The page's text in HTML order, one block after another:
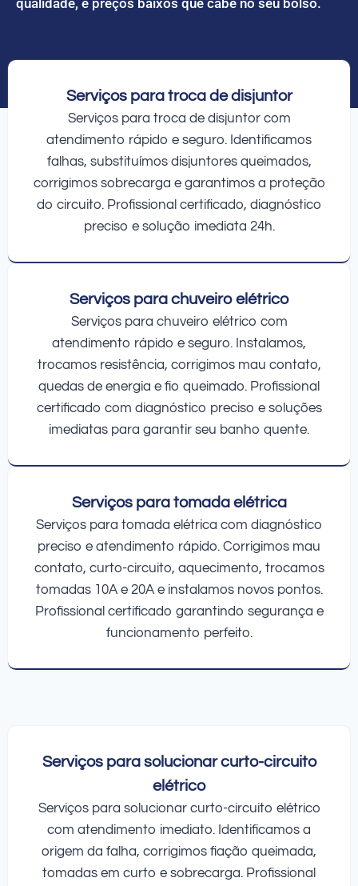
Serviços para troca de disjuntor
Serviços para troca de disjuntor com
atendimento rápido e seguro. Identificamos
falhas, substituímos disjuntores queimados,
corrigimos sobrecarga e garantimos a proteção
do circuito. Profissional certificado, diagnóstico
preciso e solução imediata 24h.
Serviços para chuveiro elétrico
Serviços para chuveiro elétrico com
atendimento rápido e seguro. Instalamos,
trocamos resistência, corrigimos mau contato,
quedas de energia e fio queimado. Profissional
certificado com diagnóstico preciso e soluções
imediatas para garantir seu banho quente.
Serviços para tomada elétrica
Serviços para tomada elétrica com diagnóstico
preciso e atendimento rápido. Corrigimos mau
contato, curto-circuito, aquecimento, trocamos
tomadas 10A e 20A e instalamos novos pontos.
Profissional certificado garantindo segurança e
funcionamento perfeito.
Serviços para solucionar curto-circuito
elétrico
Serviços para solucionar curto-circuito elétrico
com atendimento imediato. Identificamos a
origem da falha, corrigimos fiação queimada,
tomadas em curto e sobrecarga. Profissional